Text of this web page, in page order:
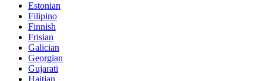
Estonian
Filipino
Finnish
Frisian
Galician
Georgian
Gujarati
Haitian